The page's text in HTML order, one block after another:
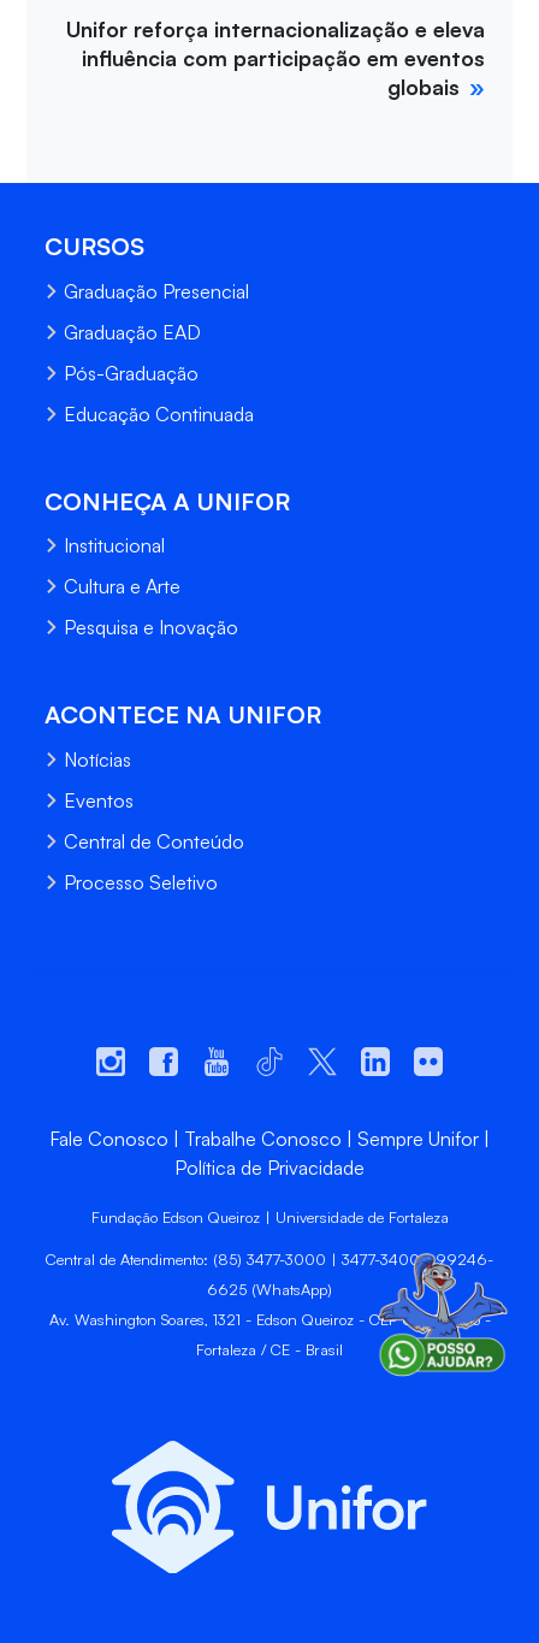
Unifor reforça internacionalização e eleva
influência com participação em eventos
globais
CURSOS
Graduação Presencial
Graduação EAD
Pós-Graduação
Educação Continuada
CONHEÇA A UNIFOR
Institucional
Cultura e Arte
Pesquisa e Inovação
ACONTECE NA UNIFOR
Notícias
Eventos
Central de Conteúdo
Processo Seletivo
Fale Conosco Trabalhe Conosco
Sempre Unifor
Política de Privacidade
Fundação Edson Queiroz | Universidade de Fortaleza
Central de Atendimento: (85) 3477-3000 | 3477-3400 | 99246-
6625 (WhatsApp)
Av. Washington Soares, 1321 - Edson Queiroz - CEP 60811-905 -
Fortaleza / CE - Brasil